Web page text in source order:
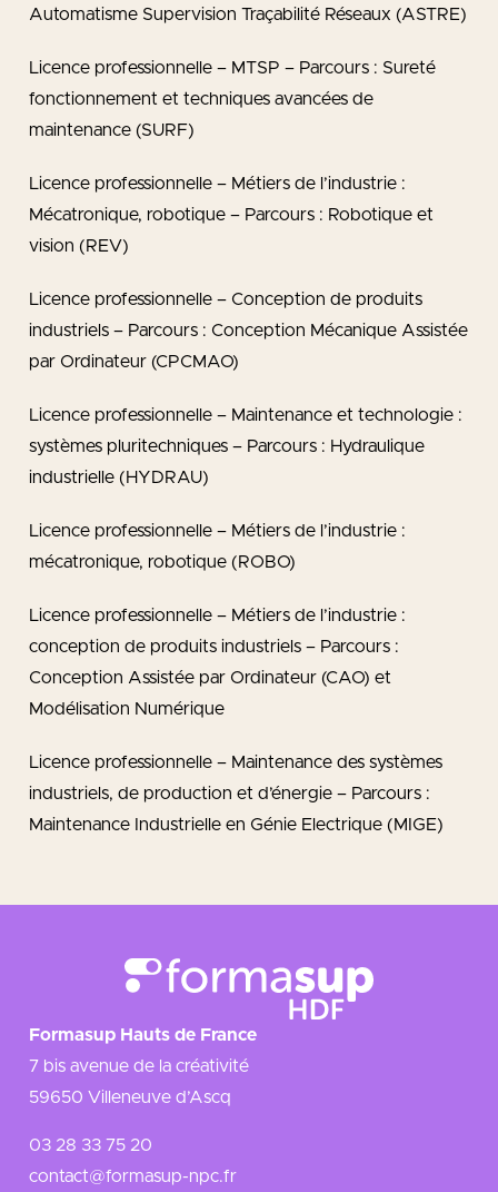
Automatisme Supervision Traçabilité Réseaux (ASTRE)
Licence professionnelle – MTSP – Parcours : Sureté
fonctionnement et techniques avancées de
maintenance (SURF)
Licence professionnelle – Métiers de l’industrie :
Mécatronique, robotique – Parcours : Robotique et
vision (REV)
Licence professionnelle – Conception de produits
industriels – Parcours : Conception Mécanique Assistée
par Ordinateur (CPCMAO)
Licence professionnelle – Maintenance et technologie :
systèmes pluritechniques – Parcours : Hydraulique
industrielle (HYDRAU)
Licence professionnelle – Métiers de l’industrie :
mécatronique, robotique (ROBO)
Licence professionnelle – Métiers de l’industrie :
conception de produits industriels – Parcours :
Conception Assistée par Ordinateur (CAO) et
Modélisation Numérique
Licence professionnelle – Maintenance des systèmes
industriels, de production et d’énergie – Parcours :
Maintenance Industrielle en Génie Electrique (MIGE)
Formasup Hauts de France
7 bis avenue de la créativité
59650 Villeneuve d’Ascq
03 28 33 75 20
contact@formasup-npc.fr